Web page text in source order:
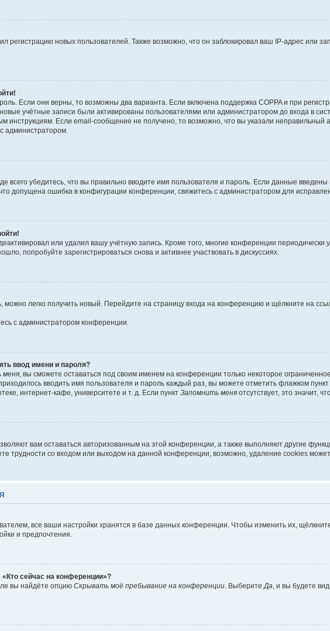
регистрацию новых пользователей. Также возможно, что он заблокировал ваш IP-адрес или
Если они верны, то возможны два варианта. Если включена поддержка COPPA и при
учётные записи были активированы пользователями или администратором до входа в
инструкциям. Если email-сообщение не получено, то возможно, что вы указали
администратором.
всего убедитесь, что вы правильно вводите имя пользователя и пароль. Если данные
допущена ошибка в конфигурации конференции, свяжитесь с администратором для
или удалил вашу учётную запись. Кроме того, многие конференции
попробуйте зарегистрироваться снова и активнее участвовать в дискуссиях.
можно легко получить новый. Перейдите на страницу входа на конференцию и щёлкните на
с администратором конференции.
ввод имени и пароля?
меня, вы сможете оставаться под своим именем на конференции только некоторое
вводить имя пользователя и пароль каждый раз, вы можете отметить флажком пункт
интернет-кафе, университете и т. д. Если пункт Запомнить меня отсутствует, это значит,
вам оставаться авторизованным на этой конференции, а также выполняют другие
трудности со входом или выходом на данной конференции, возможно, удаление cookies
все ваши настройки хранятся в базе данных конференции. Чтобы изменить их,
и предпочтения.
сейчас на конференции»?
вы найдёте опцию Скрывать моё пребывание на конференции. ВыберитеДа, и вы будете